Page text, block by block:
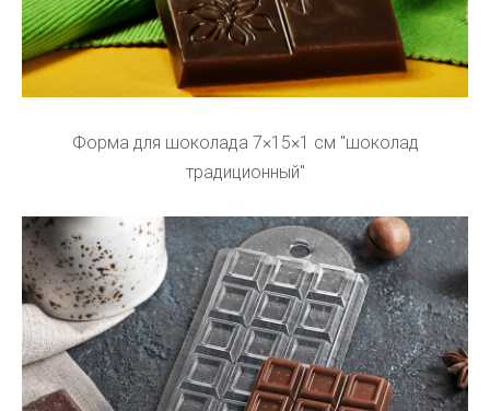
Форма для шоколада 7×15×1 см "шоколад
традиционный"